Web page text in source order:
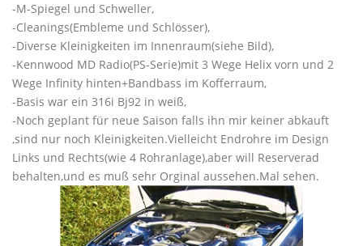
-M-Spiegel und Schweller,
-Cleanings(Embleme und Schlösser),
-Diverse Kleinigkeiten im Innenraum(siehe Bild),
-Kennwood MD Radio(PS-Serie)mit 3 Wege Helix vorn und 2
Wege Infinity hinten+Bandbass im Kofferraum,
-Basis war ein 316i Bj92 in weiß,
-Noch geplant für neue Saison falls ihn mir keiner abkauft
,sind nur noch Kleinigkeiten.Vielleicht Endrohre im Design
Links und Rechts(wie 4 Rohranlage),aber will Reserverad
behalten,und es muß sehr Orginal aussehen.Mal sehen.